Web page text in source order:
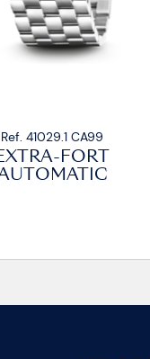
Ref. 41029.2 CA99
EXTRA-FORT
AUTOMATIC